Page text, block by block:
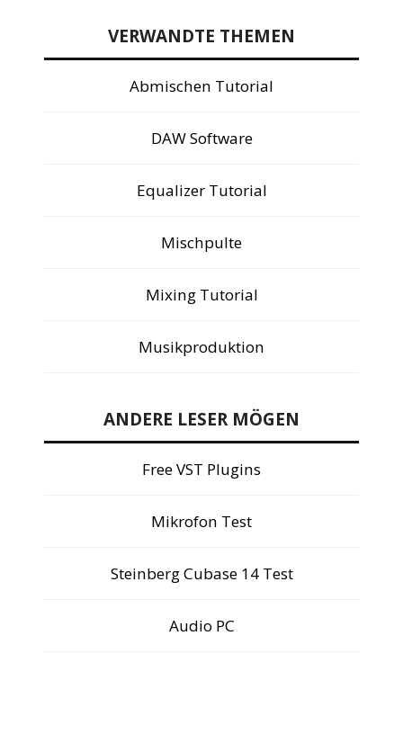
VERWANDTE THEMEN
Abmischen Tutorial
DAW Software
Equalizer Tutorial
Mischpulte
Mixing Tutorial
Musikproduktion
ANDERE LESER MÖGEN
Free VST Plugins
Mikrofon Test
Steinberg Cubase 14 Test
Audio PC